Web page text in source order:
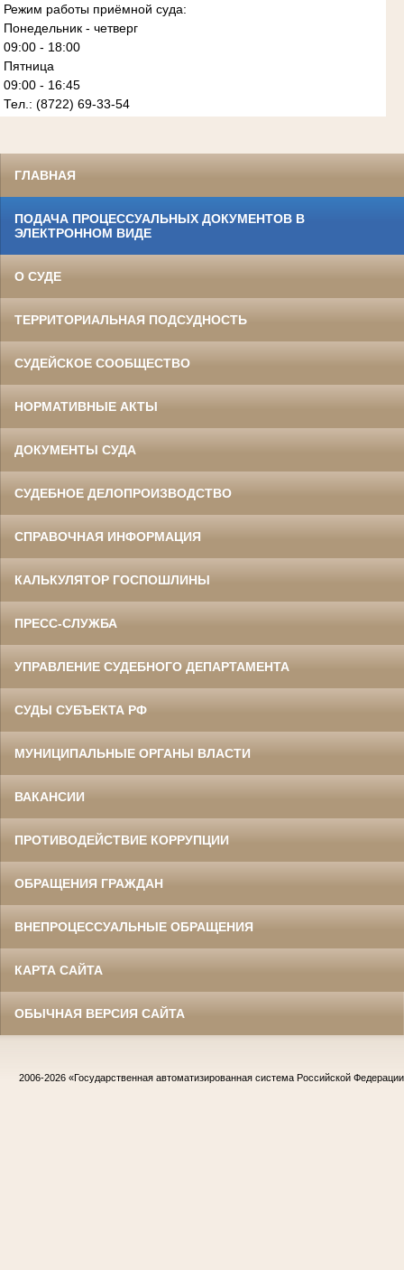
Режим работы приёмной суда:
Понедельник - четверг
09:00 - 18:00
Пятница
09:00 - 16:45
Тел.: (8722) 69-33-54
ГЛАВНАЯ
ПОДАЧА ПРОЦЕССУАЛЬНЫХ ДОКУМЕНТОВ В
ЭЛЕКТРОННОМ ВИДЕ
О СУДЕ
ТЕРРИТОРИАЛЬНАЯ ПОДСУДНОСТЬ
СУДЕЙСКОЕ СООБЩЕСТВО
НОРМАТИВНЫЕ АКТЫ
ДОКУМЕНТЫ СУДА
СУДЕБНОЕ ДЕЛОПРОИЗВОДСТВО
СПРАВОЧНАЯ ИНФОРМАЦИЯ
КАЛЬКУЛЯТОР ГОСПОШЛИНЫ
ПРЕСС-СЛУЖБА
УПРАВЛЕНИЕ СУДЕБНОГО ДЕПАРТАМЕНТА
СУДЫ СУБЪЕКТА РФ
МУНИЦИПАЛЬНЫЕ ОРГАНЫ ВЛАСТИ
ВАКАНСИИ
ПРОТИВОДЕЙСТВИЕ КОРРУПЦИИ
ОБРАЩЕНИЯ ГРАЖДАН
ВНЕПРОЦЕССУАЛЬНЫЕ ОБРАЩЕНИЯ
КАРТА САЙТА
ОБЫЧНАЯ ВЕРСИЯ САЙТА
2006-2026 «Государственная автоматизированная система Российской